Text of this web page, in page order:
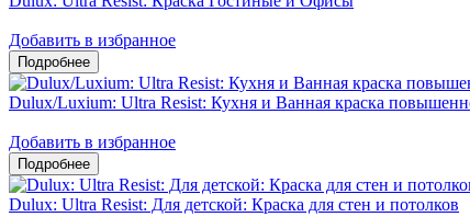
Добавить в избранное
Dulux/Luxium: Ultra Resist: Кухня и Ванная краска
Добавить в избранное
Dulux: Ultra Resist: Для детской: Краска для стен и потолков